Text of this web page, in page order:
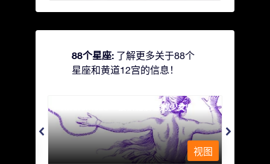
88个星座: 了解更多关于88个
星座和黄道12宫的信息！
Andromeda - 被铁链锁着的少女
视图